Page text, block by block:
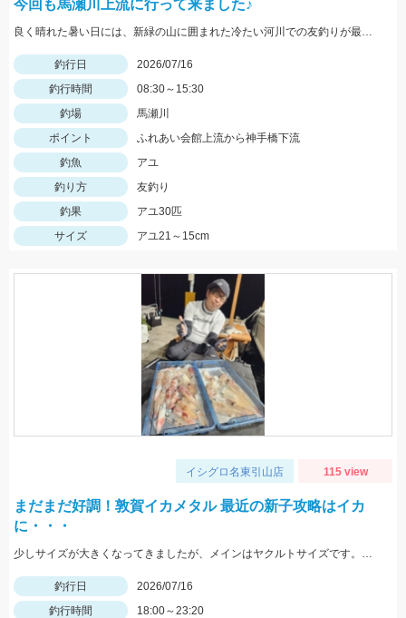
今回も馬瀬川上流に行って来ました♪
良く晴れた暑い日には、新緑の山に囲まれた冷たい河川での友釣りが最高です♪
釣行日
2026/07/16
釣行時間
08:30～15:30
釣場
馬瀬川
ポイント
ふれあい会館上流から神手橋下流
釣魚
アユ
釣り方
友釣り
釣果
アユ30匹
サイズ
アユ21～15cm
イシグロ名東引山店 115 view
まだまだ好調！敦賀イカメタル 最近の新子攻略はイカ
に・・・
少しサイズが大きくなってきましたが、メインはヤクルトサイズです。アタリの小ささがネックとなりますので、高感度系ロッドや手数を増やしてより強いアタリがでるようにカラーローテーションは必須ですよ♪
釣行日
2026/07/16
釣行時間
18:00～23:20